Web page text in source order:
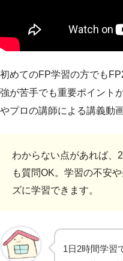
初めてのFP学習の方でも
強が苦手でも重要ポイント
やプロの講師による講義動
わからない点があれば、
も質問OK。学習の不安
ズに学習できます。
1日2時間学習